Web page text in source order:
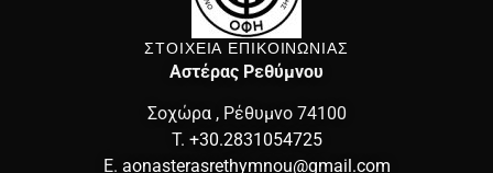
ΣΤΟΙΧΕΙΑ ΕΠΙΚΟΙΝΩΝΙΑΣ
Αστέρας Ρεθύμνου
Σοχώρα , Ρέθυμνο 74100
T. +30.2831054725
E. aonasterasrethymnou@gmail.com